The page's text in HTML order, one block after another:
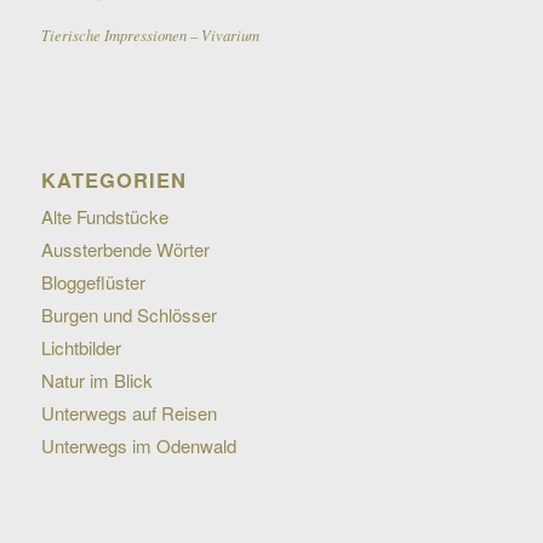
Tierische Impressionen – Vivarium
KATEGORIEN
Alte Fundstücke
Aussterbende Wörter
Bloggeflüster
Burgen und Schlösser
Lichtbilder
Natur im Blick
Unterwegs auf Reisen
Unterwegs im Odenwald